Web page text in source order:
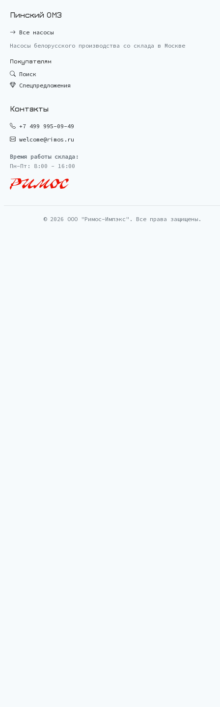
Пинский ОМЗ
Все насосы
Насосы белорусского производства со склада в Москве
Покупателям
Поиск
Спецпредложения
Контакты
+7 499 995-09-49
welcome@rimos.ru
Время работы склада:
Пн-Пт: 8:00 - 16:00
© 2026 ООО "Римос-Импэкс". Все права защищены.